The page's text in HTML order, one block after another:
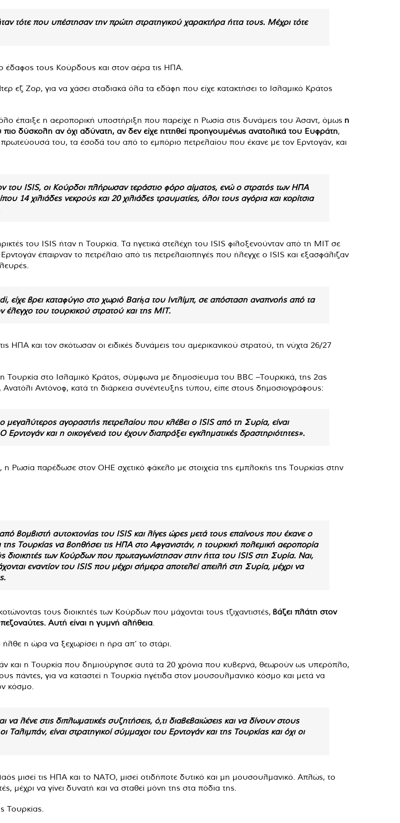
τότε που υπέστησαν την πρώτη στρατηγικού χαρακτήρα ήττα τους. Μέχρι τότε
τους Κούρδους και στον αέρα τις ΗΠΑ.
εζ Ζορ, για να χάσει σταδιακά όλα τα εδάφη που είχε κατακτήσει το Ισλαμικό Κράτος
έπαιξε η αεροπορική υποστήριξη που παρείχε η Ρωσία στις δυνάμεις του Άσαντ, όμως η
δύσκολη αν όχι αδύνατη, αν δεν είχε ηττηθεί προηγουμένως ανατολικά του Ευφράτη,
του, τα έσοδά του από το εμπόριο πετρελαίου που έκανε με τον Ερντογάν, και
του ISIS, οι Κούρδοι πλήρωσαν τεράστιο φόρο αίματος, ενώ ο στρατός των ΗΠΑ
14 χιλιάδες νεκρούς και 20 χιλιάδες τραυματίες, όλοι τους αγόρια και κορίτσια
του ISIS ήταν η Τουρκία. Τα ηγετικά στελέχη του ISIS φιλοξενούνταν από τη ΜΙΤ σε
έπαιρναν το πετρέλαιο από τις πετρελαιοπηγές που ήλεγχε ο ISIS και εξασφάλιζαν
βρει καταφύγιο στο χωριό Barişa του Ιντλίμπ, σε απόσταση αναπνοής από τα
του τουρκικού στρατού και της ΜΙΤ.
ΗΠΑ και τον σκότωσαν οι ειδικές δυνάμεις του αμερικανικού στρατού, τη νύχτα 26/27
στο Ισλαμικό Κράτος, σύμφωνα με δημοσίευμα του BBC –Τουρκικά, της 2ας
Αντόνοφ, κατά τη διάρκεια συνέντευξης τύπου, είπε στους δημοσιογράφους:
αγοραστής πετρελαίου που κλέβει ο ISIS από τη Συρία, είναι
και η οικογένειά του έχουν διαπράξει εγκληματικές δραστηριότητες».
Ρωσία παρέδωσε στον ΟΗΕ σχετικό φάκελο με στοιχεία της εμπλοκής της Τουρκίας στην
βομβιστή αυτοκτονίας του ISIS και λίγες ώρες μετά τους επαίνους που έκανε ο
Τουρκίας να βοηθήσει τις ΗΠΑ στο Αφγανιστάν, η τουρκική πολεμική αεροπορία
διοικητές των Κούρδων που πρωταγωνίστησαν στην ήττα του ISIS στη Συρία. Ναι,
εναντίον του ISIS που μέχρι σήμερα αποτελεί απειλή στη Συρία, μέχρι να
τους διοικητές των Κούρδων που μάχονται τους τζιχαντιστές, βάζει πλάτη στον
Αυτή είναι η γυμνή αλήθεια
η ώρα να ξεχωρίσει η ήρα απ’ το στάρι.
και η Τουρκία που δημιούργησε αυτά τα 20 χρόνια που κυβερνά, θεωρούν ως υπερόπλο,
για να καταστεί η Τουρκία ηγέτιδα στον μουσουλμανικό κόσμο και μετά να
κόσμο.
να λένε στις διπλωματικές συζητήσεις, ό,τι διαβεβαιώσεις και να δίνουν στους
Ταλιμπάν, είναι στρατηγικοί σύμμαχοι του Ερντογάν και της Τουρκίας και όχι οι
μισεί τις ΗΠΑ και το ΝΑΤΟ, μισεί οτιδήποτε δυτικό και μη μουσουλμανικό. Απλώς, το
μέχρι να γίνει δυνατή και να σταθεί μόνη της στα πόδια της.
Τουρκίας.